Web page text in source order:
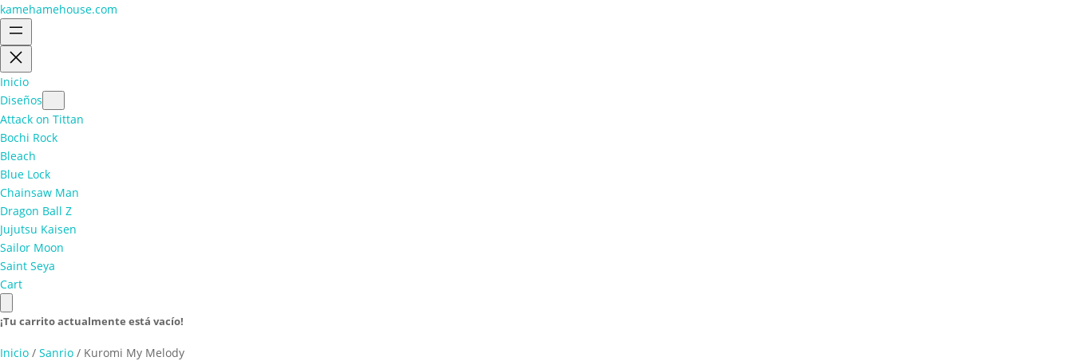
kamehamehouse.com
Inicio
Diseños
Attack on Tittan
Bochi Rock
Bleach
Blue Lock
Chainsaw Man
Dragon Ball Z
Jujutsu Kaisen
Sailor Moon
Saint Seya
Cart
¡Tu carrito actualmente está vacío!
Inicio / Sanrio / Kuromi My Melody